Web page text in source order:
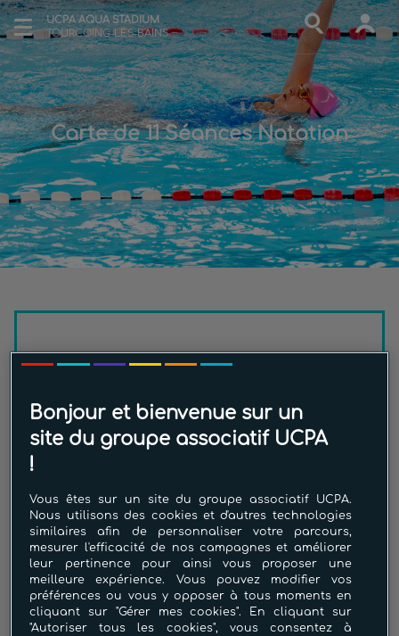
UCPA AQUA STADIUM
TOURCOING-LES-BAINS
Carte de 11 Séances Natation
Carte de 11 Séances Natation
95.00€
Pour s'initier ou performer en
natation. Pour profiter de la
dynamique de groupe. Pour
parfaire sa santé physique et
mentale
Bonjour et bienvenue sur un
site du groupe associatif UCPA
!
Vous êtes sur un site du groupe associatif UCPA.
Nous utilisons des cookies et d'autres technologies
similaires afin de personnaliser votre parcours,
mesurer l'efficacité de nos campagnes et améliorer
leur pertinence pour ainsi vous proposer une
meilleure expérience. Vous pouvez modifier vos
préférences ou vous y opposer à tous moments en
cliquant sur "Gérer mes cookies". En cliquant sur
"Autoriser tous les cookies", vous consentez à